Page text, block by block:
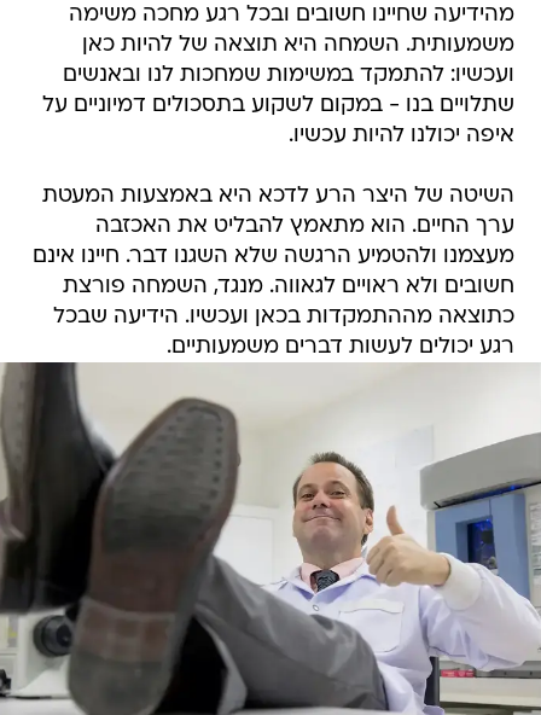
מהידיעה שחיינו חשובים ובכל רגע מחכה משימה
משמעותית. השמחה היא תוצאה של להיות כאן
ועכשיו: להתמקד במשימות שמחכות לנו ובאנשים
שתלויים בנו - במקום לשקוע בתסכולים דמיוניים על
איפה יכולנו להיות עכשיו.
השיטה של היצר הרע לדכא היא באמצעות המעטת
ערך החיים. הוא מתאמץ להבליט את האכזבה
מעצמנו ולהטמיע הרגשה שלא השגנו דבר. חיינו אינם
חשובים ולא ראויים לגאווה. מנגד, השמחה פורצת
כתוצאה מההתמקדות בכאן ועכשיו. הידיעה שבכל
רגע יכולים לעשות דברים משמעותיים.